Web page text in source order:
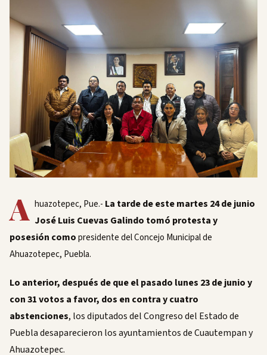
A huazotepec, Pue.- La tarde de este martes 24 de junio
José Luis Cuevas Galindo tomó protesta y
posesión comopresidente del Concejo Municipal de
Ahuazotepec, Puebla.
Lo anterior, después de que el pasado lunes 23 de junio y
con 31 votos a favor, dos en contra y cuatro
abstenciones, los diputados del Congreso del Estado de
Puebla desaparecieron los ayuntamientos de Cuautempan y
Ahuazotepec.